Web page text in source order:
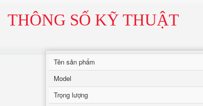
THÔNG SỐ KỸ THUẬT
Tên sản phẩm
Model
Trọng lượng